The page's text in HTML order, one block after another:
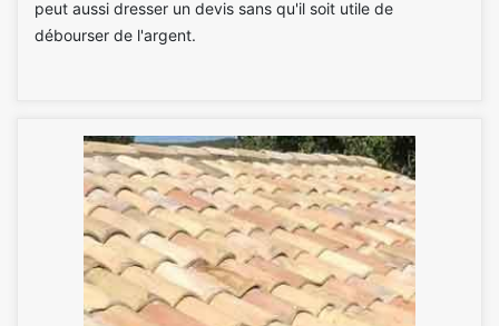
peut aussi dresser un devis sans qu'il soit utile de
débourser de l'argent.